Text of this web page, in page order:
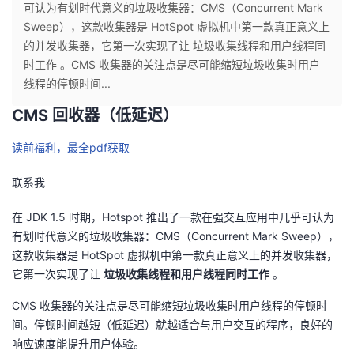
个
人
页
我
开
发
者
我
博
的
我
可认为有划时代意义的垃圾收集器：CMS（Concurrent Mark
Sweep），这款收集器是 HotSpot 虚拟机中第一款真正意义上
的并发收集器，它第一次实现了让 垃圾收集线程和用户线程同
时工作 。CMS 收集器的关注点是尽可能缩短垃圾收集时用户
线程的停顿时间...
CMS 回收器（低延迟）
读前福利，最全pdf获取
联系我
在 JDK 1.5 时期，Hotspot 推出了一款在强交互应用中几乎可认为
有划时代意义的垃圾收集器：CMS（Concurrent Mark Sweep），
这款收集器是 HotSpot 虚拟机中第一款真正意义上的并发收集器，
它第一次实现了让 垃圾收集线程和用户线程同时工作 。
CMS 收集器的关注点是尽可能缩短垃圾收集时用户线程的停顿时
间。停顿时间越短（低延迟）就越适合与用户交互的程序，良好的
响应速度能提升用户体验。